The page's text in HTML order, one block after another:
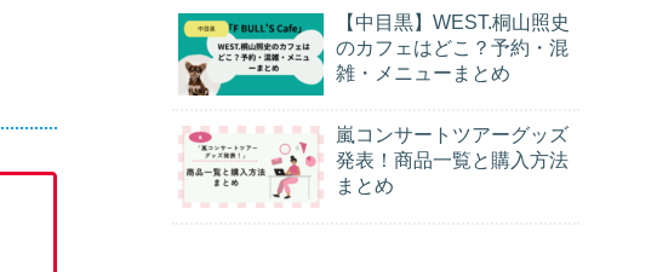
【中目黒】WEST.桐山照史
のカフェはどこ？予約・混
雑・メニューまとめ
嵐コンサートツアーグッズ
発表！商品一覧と購入方法
まとめ